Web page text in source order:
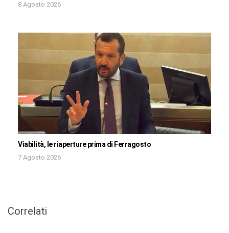
8 Agosto 2026
Viabilità, le riaperture prima di Ferragosto
7 Agosto 2026
Correlati